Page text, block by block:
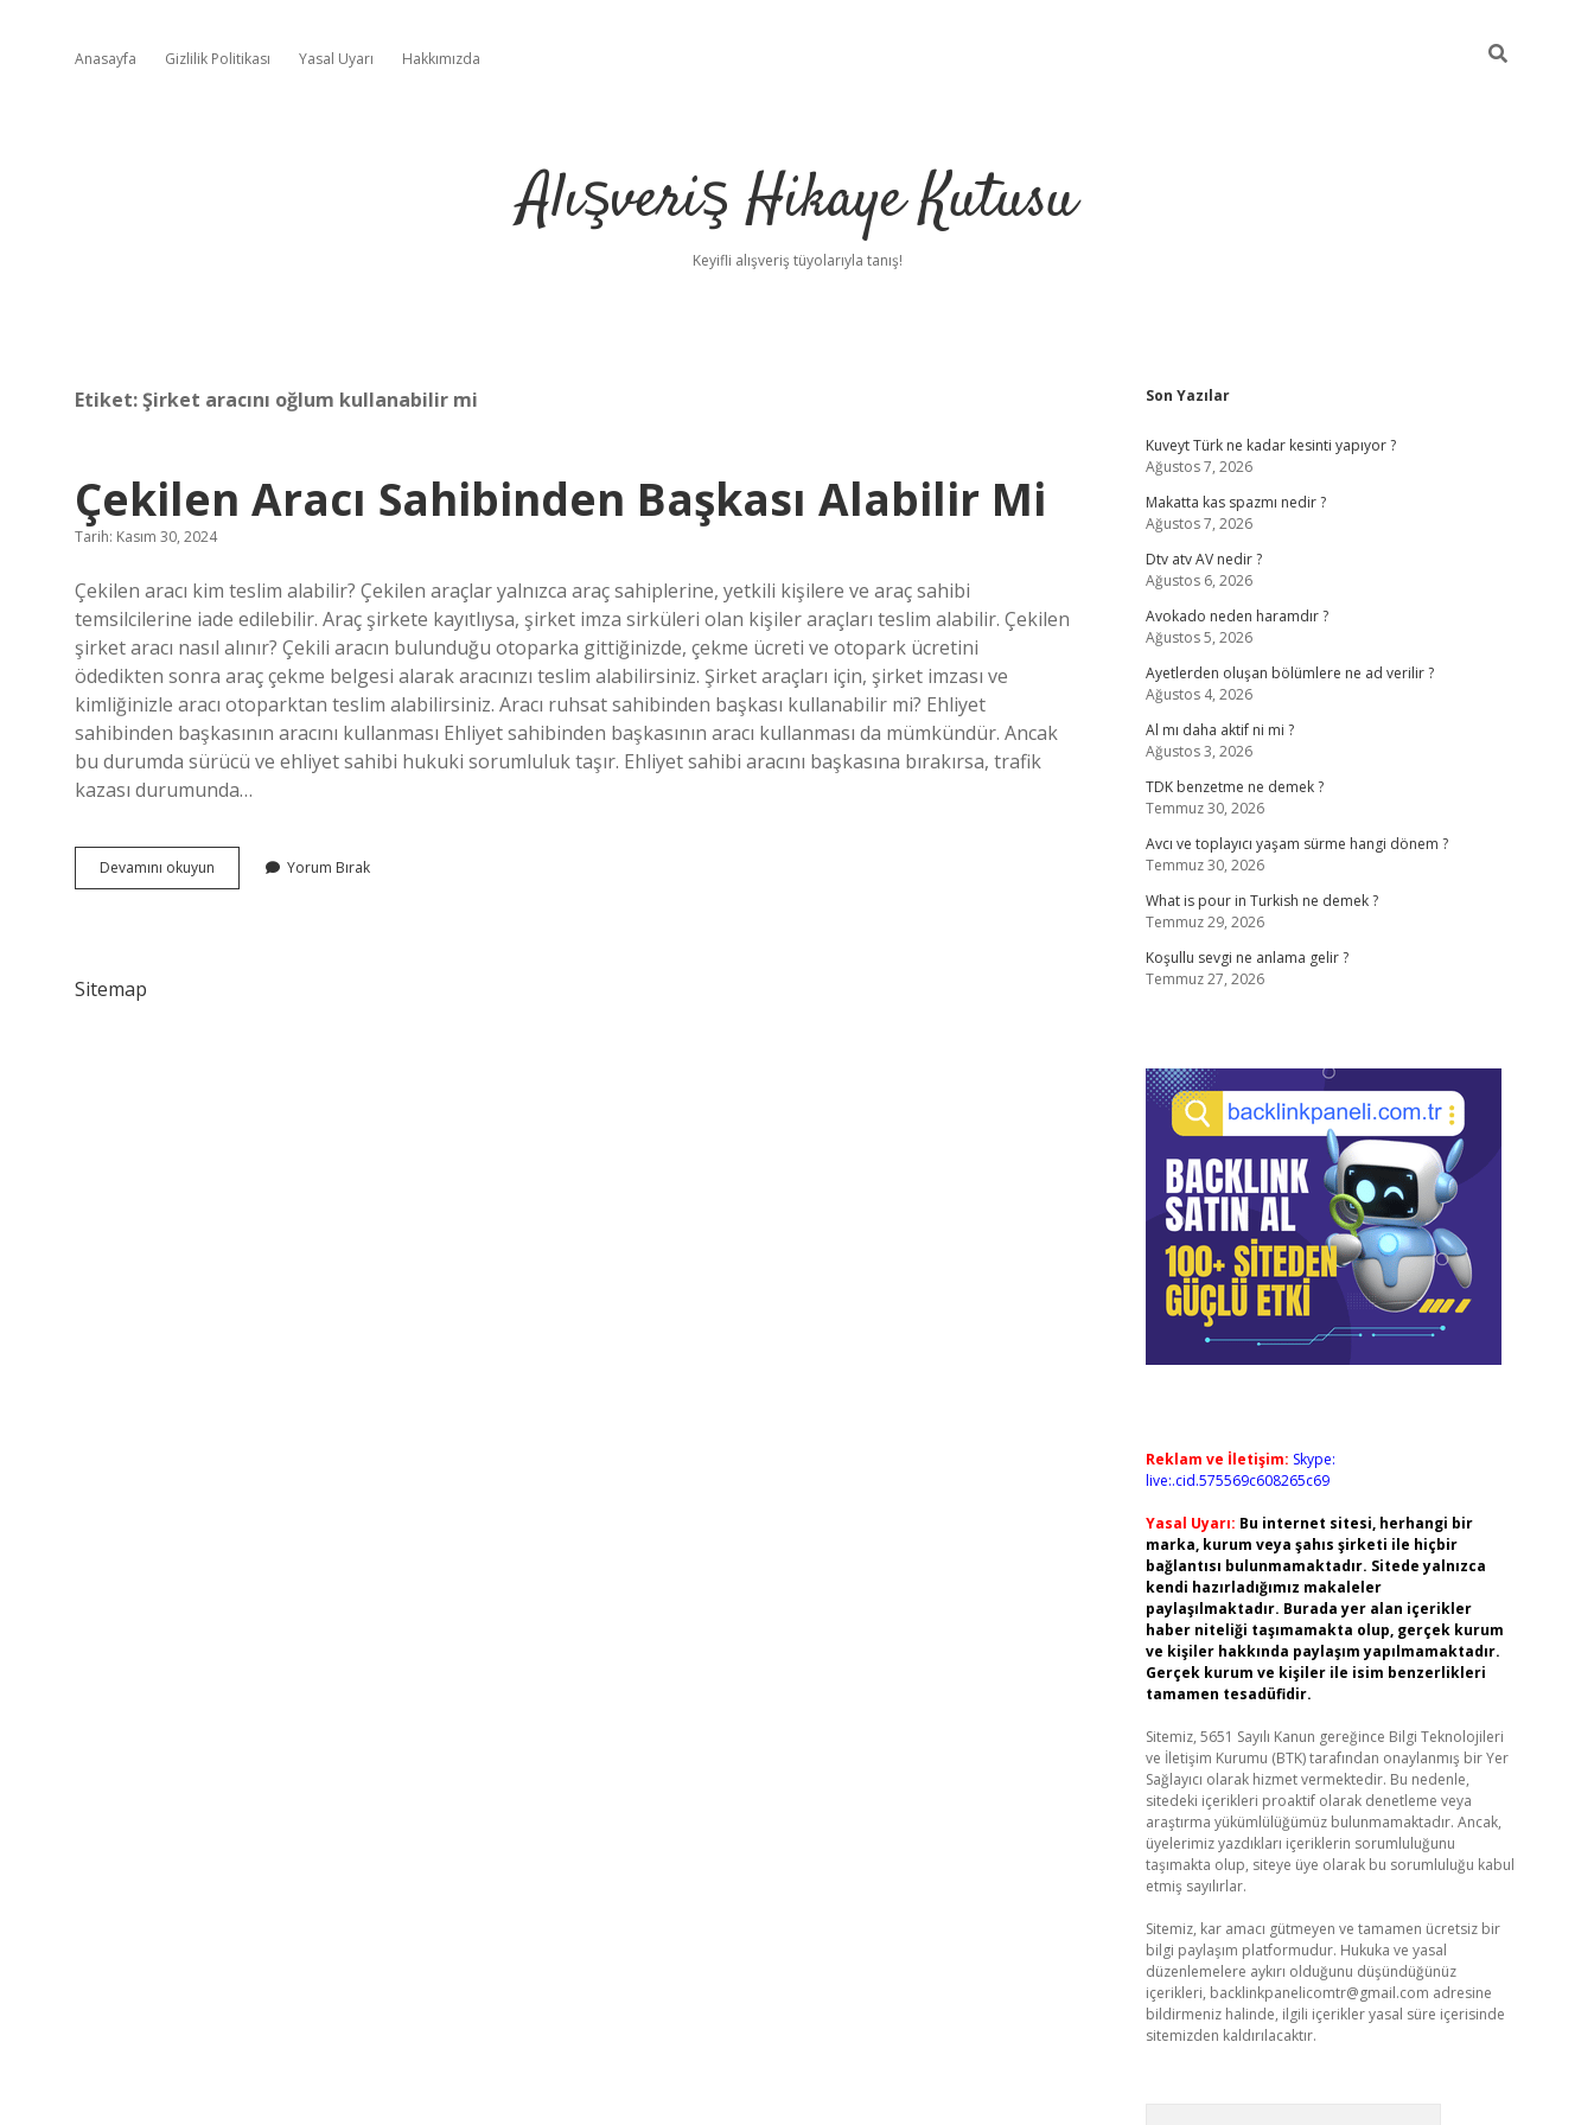
Anasayfa Gizlilik Politikası Yasal Uyarı Hakkımızda
Alışveriş Hikaye Kutusu
Keyifli alışveriş tüyolarıyla tanış!
Etiket:Şirket aracını oğlum kullanabilir mi
Çekilen Aracı Sahibinden Başkası Alabilir Mi
Tarih: Kasım 30, 2024
Çekilen aracı kim teslim alabilir? Çekilen araçlar yalnızca araç sahiplerine, yetkili kişilere ve araç sahibi
temsilcilerine iade edilebilir. Araç şirkete kayıtlıysa, şirket imza sirküleri olan kişiler araçları teslim alabilir. Çekilen
şirket aracı nasıl alınır? Çekili aracın bulunduğu otoparka gittiğinizde, çekme ücreti ve otopark ücretini
ödedikten sonra araç çekme belgesi alarak aracınızı teslim alabilirsiniz. Şirket araçları için, şirket imzası ve
kimliğinizle aracı otoparktan teslim alabilirsiniz. Aracı ruhsat sahibinden başkası kullanabilir mi? Ehliyet
sahibinden başkasının aracını kullanması Ehliyet sahibinden başkasının aracı kullanması da mümkündür. Ancak
bu durumda sürücü ve ehliyet sahibi hukuki sorumluluk taşır. Ehliyet sahibi aracını başkasına bırakırsa, trafik
kazası durumunda…
Devamını okuyun
Aracı
Yorum Bırak
Sitemap
Sidebar
Son Yazılar
Kuveyt Türk ne kadar kesinti yapıyor ?
Ağustos 7, 2026
Makatta kas spazmı nedir ?
Ağustos 7, 2026
Dtv atv AV nedir ?
Ağustos 6, 2026
Avokado neden haramdır ?
Ağustos 5, 2026
Ayetlerden oluşan bölümlere ne ad verilir ?
Ağustos 4, 2026
Al mı daha aktif ni mi ?
Ağustos 3, 2026
TDK benzetme ne demek ?
Temmuz 30, 2026
Avcı ve toplayıcı yaşam sürme hangi dönem ?
Temmuz 30, 2026
What is pour in Turkish ne demek ?
Temmuz 29, 2026
Koşullu sevgi ne anlama gelir ?
Temmuz 27, 2026
Reklam ve İletişim: Skype:
live:.cid.575569c608265c69
Yasal Uyarı: Bu internet sitesi, herhangi bir
marka, kurum veya şahıs şirketi ile hiçbir
bağlantısı bulunmamaktadır. Sitede yalnızca
kendi hazırladığımız makaleler
paylaşılmaktadır. Burada yer alan içerikler
haber niteliği taşımamakta olup, gerçek kurum
ve kişiler hakkında paylaşım yapılmamaktadır.
Gerçek kurum ve kişiler ile isim benzerlikleri
tamamen tesadüfidir.
Sitemiz, 5651 Sayılı Kanun gereğince Bilgi Teknolojileri
ve İletişim Kurumu (BTK) tarafından onaylanmış bir Yer
Sağlayıcı olarak hizmet vermektedir. Bu nedenle,
sitedeki içerikleri proaktif olarak denetleme veya
araştırma yükümlülüğümüz bulunmamaktadır. Ancak,
üyelerimiz yazdıkları içeriklerin sorumluluğunu
taşımakta olup, siteye üye olarak bu sorumluluğu kabul
etmiş sayılırlar.
Sitemiz, kar amacı gütmeyen ve tamamen ücretsiz bir
bilgi paylaşım platformudur. Hukuka ve yasal
düzenlemelere aykırı olduğunu düşündüğünüz
içerikleri, backlinkpanelicomtr@gmail.com adresine
bildirmeniz halinde, ilgili içerikler yasal süre içerisinde
sitemizden kaldırılacaktır.